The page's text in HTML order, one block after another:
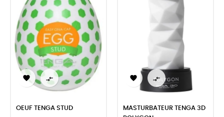
 
OEUF TENGA STUD
 
MASTURBATEUR TENGA 3D